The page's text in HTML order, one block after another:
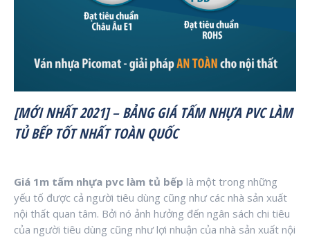
[MỚI NHẤT 2021] – BẢNG GIÁ TẤM NHỰA PVC LÀM
TỦ BẾP TỐT NHẤT TOÀN QUỐC
Giá 1m tấm nhựa pvc làm tủ bếp là một trong những
yếu tố được cả người tiêu dùng cũng như các nhà sản xuất
nội thất quan tâm. Bởi nó ảnh hưởng đến ngân sách chi tiêu
của người tiêu dùng cũng như lợi nhuận của nhà sản xuất nội